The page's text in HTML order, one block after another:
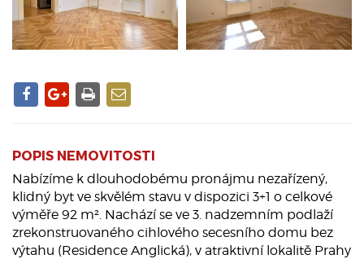
POPIS NEMOVITOSTI
Nabízíme k dlouhodobému pronájmu nezařízený,
klidný byt ve skvělém stavu v dispozici 3+1 o celkové
výměře 92 m². Nachází se ve 3. nadzemním podlaží
zrekonstruovaného cihlového secesního domu bez
výtahu (Residence Anglická), v atraktivní lokalitě Prahy